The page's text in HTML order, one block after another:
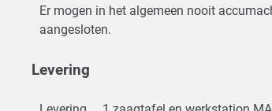
Er mogen in het algemeen nooit
aangesloten.
Levering